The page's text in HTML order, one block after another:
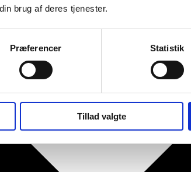
brug af deres tjenester.
Præferencer Statistik
Tillad valgte